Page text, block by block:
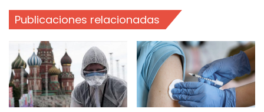
Publicaciones relacionadas